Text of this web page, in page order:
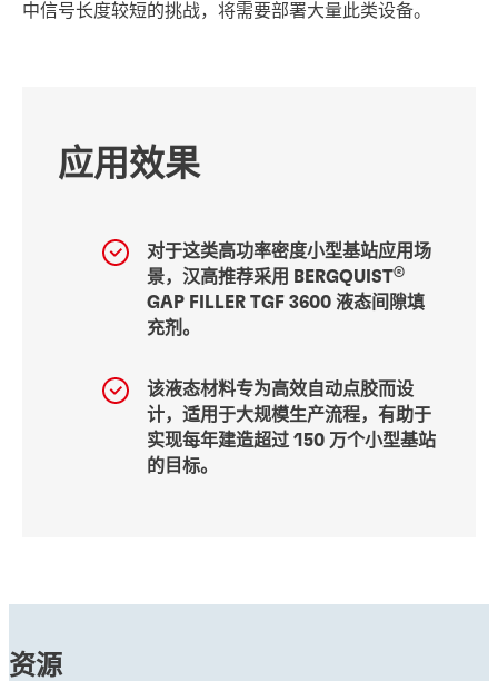
中信号长度较短的挑战，将需要部署大量此类设备。
应用效果
对于这类高功率密度小型基站应用场
景，汉高推荐采用 BERGQUIST®
GAP FILLER TGF 3600 液态间隙填
充剂。
该液态材料专为高效自动点胶而设
计，适用于大规模生产流程，有助于
实现每年建造超过 150 万个小型基站
的目标。
资源